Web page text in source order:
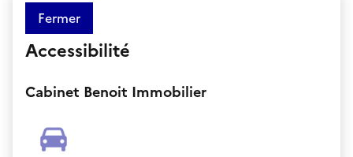
Fermer
Accessibilité
Cabinet Benoit Immobilier